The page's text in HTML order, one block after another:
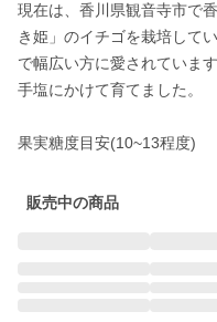
現在は、香川県観音寺市で
き姫」のイチゴを栽培して
で幅広い方に愛されていま
手塩にかけて育てました。
果実糖度目安(10~13程度)
販売中の商品